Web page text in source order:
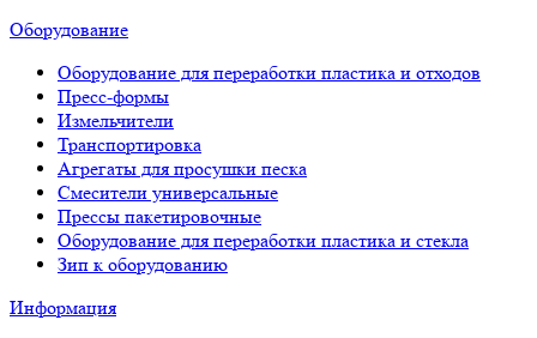
Оборудование
Оборудование для переработки пластика и отходов
Пресс-формы
Измельчители
Транспортировка
Агрегаты для просушки песка
Смесители универсальные
Прессы пакетировочные
Оборудование для переработки пластика и стекла
Зип к оборудованию
Информация